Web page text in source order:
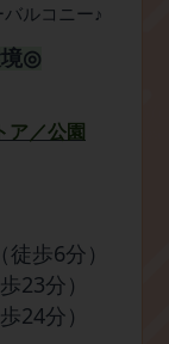
ルコニー♪
◎
ア ／公園
（徒歩6分）
23分）
24分）